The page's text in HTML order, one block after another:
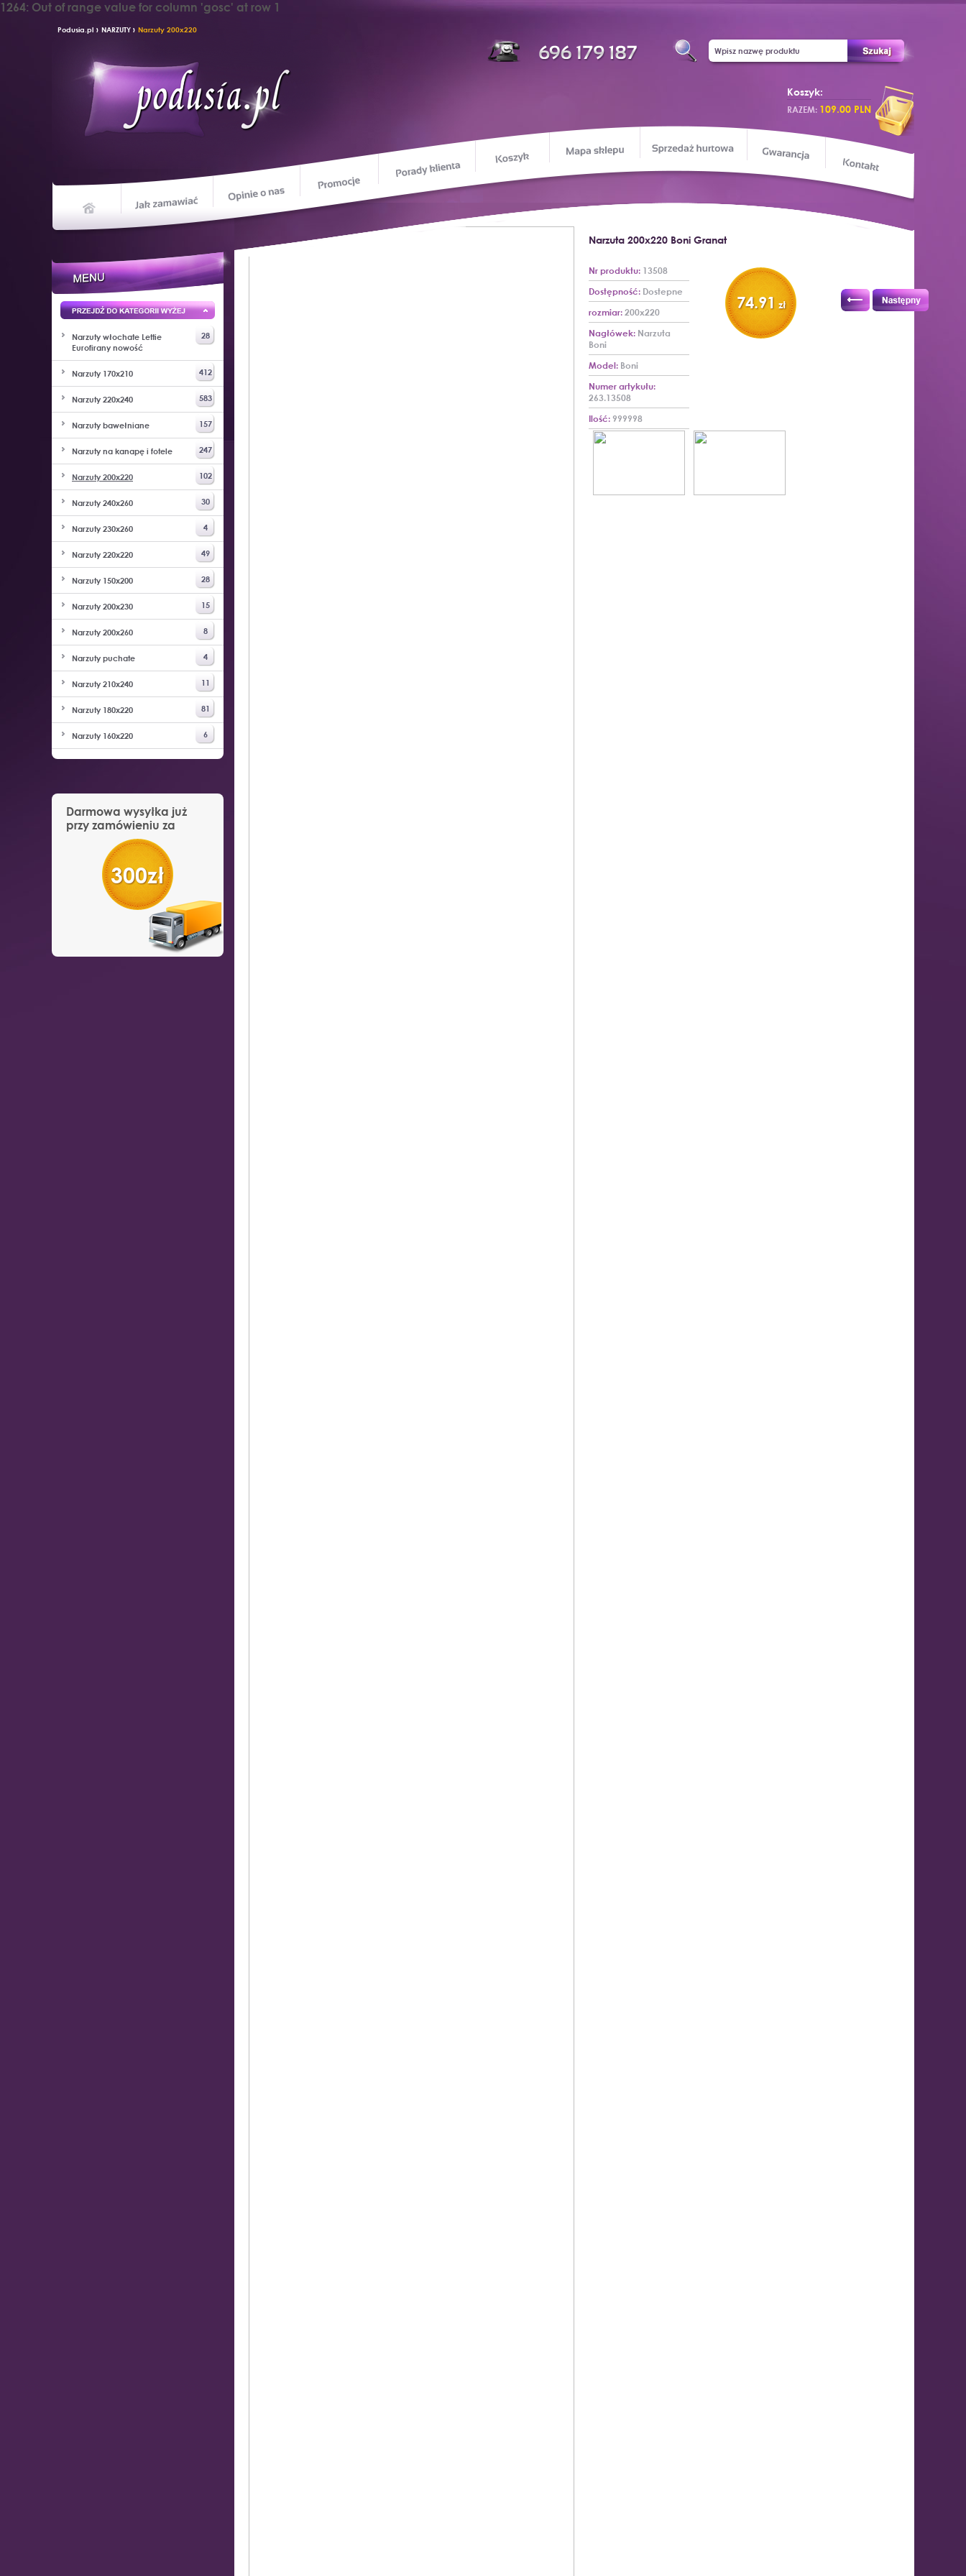
1264: Out of range value for column 'gosc' at row 1
Podusia.pl › NARZUTY › Narzuty 200x220
Koszyk:
RAZEM: 109.00 PLN
Jak zamawiać
Opinie o nas
Promocje
Porady klienta
Koszyk
Sprzedaż hurtowa
Gwarancja
Kontakt
Narzuty włochate Lettie
Eurofirany nowość
28
Narzuty 170x210 412
Narzuty 220x240 583
Narzuty bawełniane 157
Narzuty na kanapę i fotele 247
Narzuty 200x220 102
Narzuty 240x260 30
Narzuty 230x260 4
Narzuty 220x220 49
Narzuty 150x200 28
Narzuty 200x230 15
Narzuty 200x260 8
Narzuty puchate 4
Narzuty 210x240 11
Narzuty 180x220 81
Narzuty 160x220 6
Darmowa wysyłka już
przy zamówieniu za
300zł
Narzuta 200x220 Boni Granat
Nr produktu: 13508
Dostępność: Dostepne
rozmiar:200x220
Nagłówek: Narzuta
Boni
Model: Boni
Numer artykułu:
263.13508
Ilość: 999998
74.91 zł